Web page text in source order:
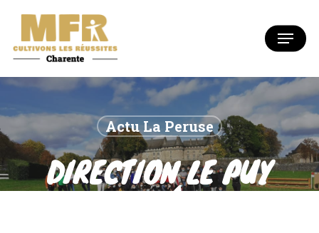
main
Menu
Actu La Peruse
DIRECTION LE PUY
Close